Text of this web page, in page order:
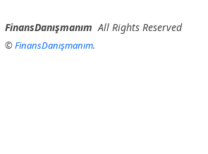
FinansDanışmanım All Rights Reserved
©FinansDanışmanım.